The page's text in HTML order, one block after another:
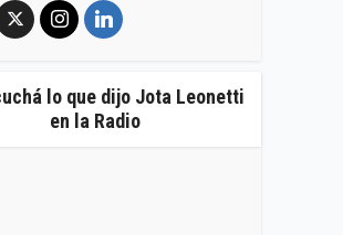
lo que dijo Jota Leonetti
en la Radio